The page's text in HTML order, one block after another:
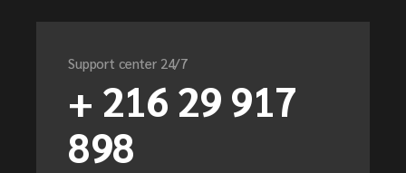
Support center 24/7
+ 216 29 917
898